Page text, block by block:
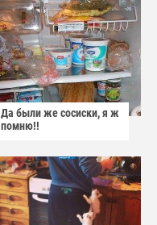
Да были же сосиски, я ж
помню!!